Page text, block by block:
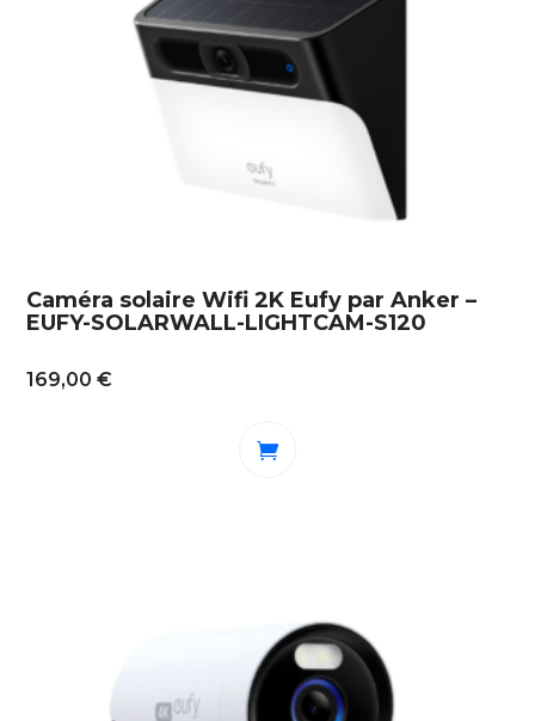
Caméra solaire Wifi 2K Eufy par Anker –
EUFY-SOLARWALL-LIGHTCAM-S120
169,00€